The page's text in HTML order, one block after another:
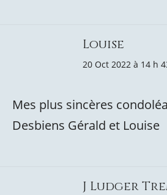
Louise
20 Oct 2022 à 14 h
Mes plus sincères
Desbiens Gérald et Louise
J Ludger